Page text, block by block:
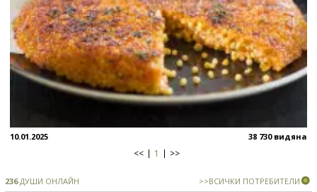
10.01.2025 38 730 видяна
<< 1 >>
236ДУШИ ОНЛАЙН >>ВСИЧКИ ПОТРЕБИТЕЛИ